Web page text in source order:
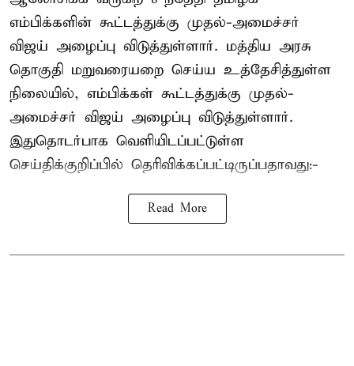
எம்பிக்களின் கூட்டத்துக்கு முதல்-அமைச்சர்
விஜய் அழைப்பு விடுத்துள்ளார். மத்திய அரசு
தொகுதி மறுவரையறை செய்ய உத்தேசித்துள்ள
நிலையில், எம்பிக்கள் கூட்டத்துக்கு முதல்-
அமைச்சர் விஜய் அழைப்பு விடுத்துள்ளார்.
இதுதொடர்பாக வெளியிடப்பட்டுள்ள
செய்திக்குறிப்பில் தெரிவிக்கப்பட்டிருப்பதாவது:-
Read More